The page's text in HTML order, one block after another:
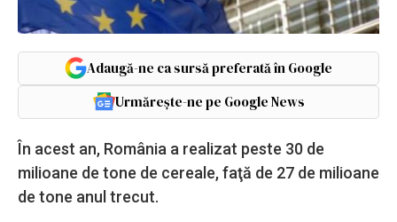
Adaugă-ne ca sursă preferată în Google
Urmărește-ne pe Google News
În acest an, România a realizat peste 30 de
milioane de tone de cereale, faţă de 27 de milioane
de tone anul trecut.